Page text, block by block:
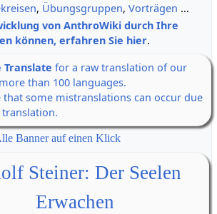
, Übungsgruppen, Vorträgen ...
von AnthroWiki durch Ihre
können, erfahren Sie hier.
Translate for a raw translation of our
than 100 languages.
that some mistranslations can occur due
Banner auf einen Klick
Steiner: Der Seelen
Erwachen